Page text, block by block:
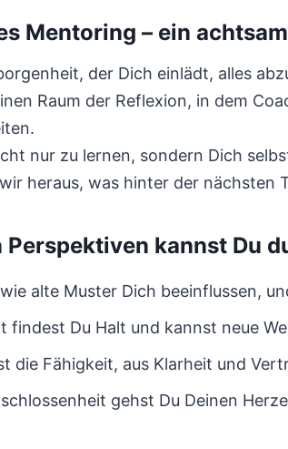
Mentoring – ein
der Dich einlädt, alles
Raum der Reflexion, in dem
nur zu lernen, sondern Dich
heraus, was hinter der nächsten
Perspektiven kannst Du
alte Muster Dich beeinflussen,
findest Du Halt und kannst neue
die Fähigkeit, aus Klarheit und
gehst Du Deinen